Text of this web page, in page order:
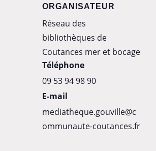
ORGANISATEUR
Réseau des
bibliothèques de
Coutances mer et bocage
Téléphone
09 53 94 98 90
E-mail
mediatheque.gouville@c
ommunaute-coutances.fr